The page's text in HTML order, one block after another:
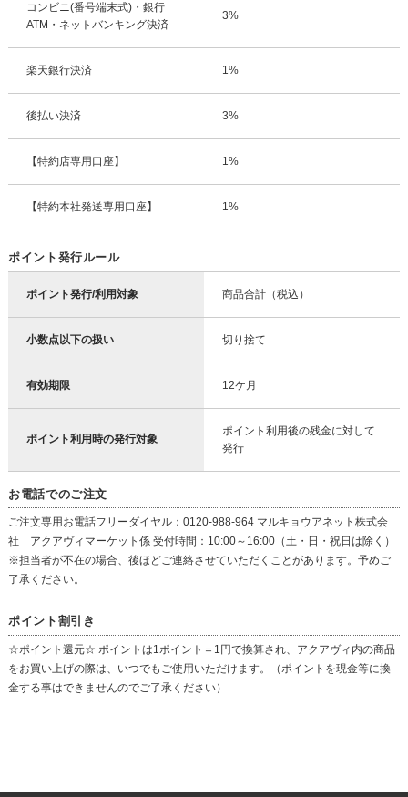
コンビニ(番号端末式)・銀行
ATM・ネットバンキング決済
3%
楽天銀行決済 1%
後払い決済 3%
【特約店専用口座】 1%
【特約本社発送専用口座】 1%
ポイント発行ルール
ポイント発行/利用対象 商品合計（税込）
小数点以下の扱い 切り捨て
有効期限 12ケ月
ポイント利用時の発行対象
ポイント利用後の残金に対して
発行
お電話でのご注文
ご注文専用お電話フリーダイヤル：0120-988-964 マルキョウアネット株式会
社 アクアヴィマーケット係 受付時間：10:00～16:00（土・日・祝日は除く）
※担当者が不在の場合、後ほどご連絡させていただくことがあります。予めご
了承ください。
ポイント割引き
☆ポイント還元☆ ポイントは1ポイント＝1円で換算され、アクアヴィ内の商品
をお買い上げの際は、いつでもご使用いただけます。（ポイントを現金等に換
金する事はできませんのでご了承ください）